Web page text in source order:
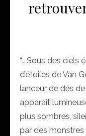
“… Sous des ciels
d’étoiles de Van
lanceur de dés
apparaît
plus sombres,
par des monstres